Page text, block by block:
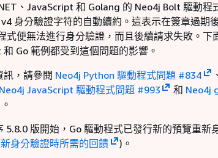
、JavaScript 和 Golang 的 Neo4j Bolt 驅動程
身分驗證字符的自動續約。這表示在簽章過期
式便無法進行身分驗證，而且後續請求失敗。下
Go 範例都受到這個問題的影響。
訊，請參閱 Neo4j Python 驅動程式問題 #834 、
JavaScript 驅動程式問題 #993
和 Neo4j
。
5.8.0 版開始，Go 驅動程式已發行新的預覽重新
身分驗證時所需的回饋
)。